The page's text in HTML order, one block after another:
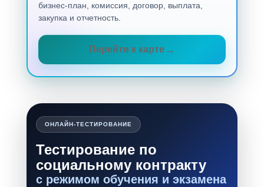
бизнес-план, комиссия, договор, выплата,
закупка и отчетность.
Перейти к карте
ОНЛАЙН-ТЕСТИРОВАНИЕ
Тестирование по
социальному контракту
с режимом обучения и экзамена